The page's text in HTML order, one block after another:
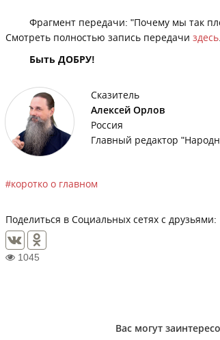
Фрагмент передачи: "Почему мы так
Смотреть полностью запись передачи здесь.
Быть ДОБРУ!
Сказитель
Алексей Орлов
Россия
Главный редактор
коротко о главном
Поделиться в Социальных сетях с друзьями:
1045
Вас могут